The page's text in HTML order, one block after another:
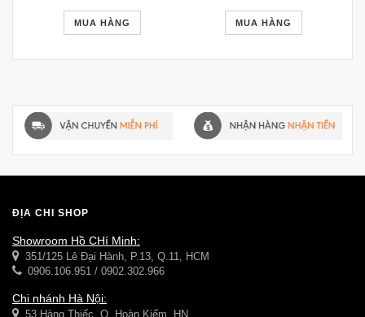
MUA HÀNG MUA HÀNG
ĐỊA CHỈ SHOP
Showroom Hồ CHí Minh:
351/125 Lê Đại Hành, P.13, Q.11, HCM
0906.106.951 / 0902.302.966
Chi nhánh Hà Nội:
53 Hàng Thiếc, Q. Hoàn Kiếm, HN